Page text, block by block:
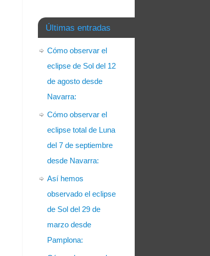
Últimas entradas
Cómo observar el
eclipse de Sol del 12
de agosto desde
Navarra:
Cómo observar el
eclipse total de Luna
del 7 de septiembre
desde Navarra:
Así hemos
observado el eclipse
de Sol del 29 de
marzo desde
Pamplona: